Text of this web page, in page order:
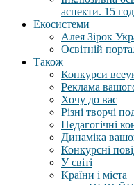
аспекти. 15
Екосистеми
Алея Зірок
Освітній
Також
Конкурси
Реклама
Хочу до вас
Різні творчі
Педагогічні
Динаміка
Конкурсні
У світі
Країни і міста